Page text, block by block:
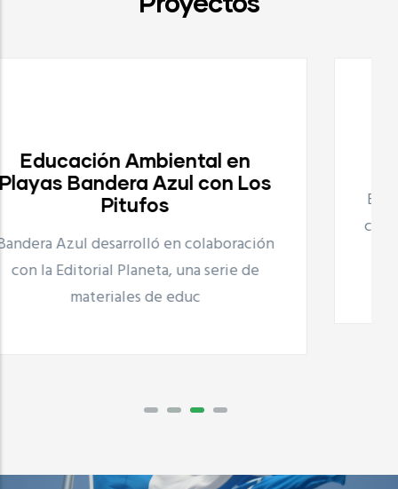
Proyecto Playas Limpias
Bandera Azul desarrolla, en colaboración
que consiste en